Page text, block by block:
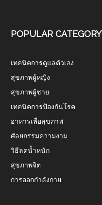
POPULAR CATEGORY
เทคนิคการดูแลตัวเอง
สุขภาพผู้หญิง
สุขภาพผู้ชาย
เทคนิคการป้องกันโรค
อาหารเพื่อสุขภาพ
ศัลยกรรมความงาม
วิธีลดน้ำหนัก
สุขภาพจิต
การออกกำลังกาย